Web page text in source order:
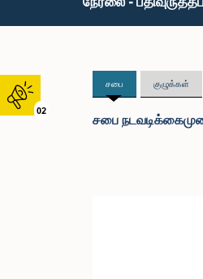
02
சபை குழுக்கள்
சபை